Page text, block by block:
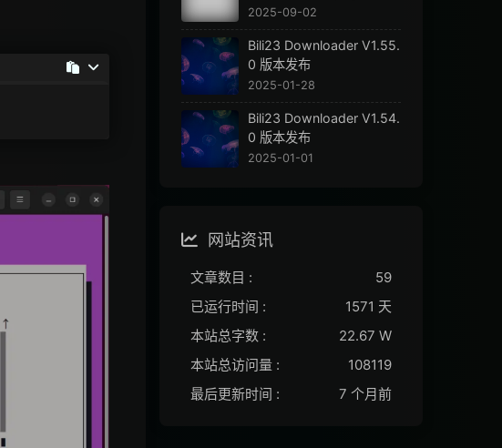
2025-09-02
Bili23 Downloader V1.55.
0 版本发布
2025-01-28
Bili23 Downloader V1.54.
0 版本发布
2025-01-01
网站资讯
文章数目 :
59
已运行时间 :
1571 天
本站总字数 :
22.67 W
本站总访问量 :
108119
最后更新时间 :
7 个月前